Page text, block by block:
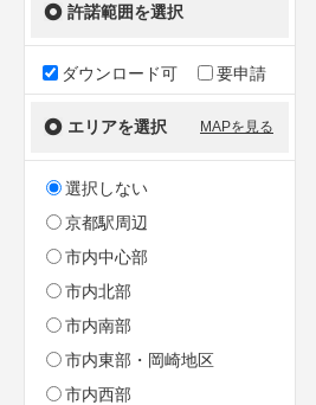
許諾範囲を選択
ダウンロード可 要申請
エリアを選択 MAPを見る
選択しない
京都駅周辺
市内中心部
市内北部
市内南部
市内東部・岡崎地区
市内西部